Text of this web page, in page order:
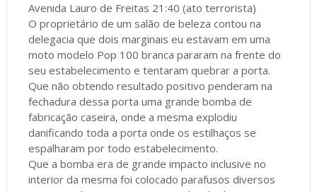
Avenida Lauro de Freitas 21:40 (ato terrorista)
O proprietário de um salão de beleza contou na
delegacia que dois marginais eu estavam em uma
moto modelo Pop 100 branca pararam na frente do
seu estabelecimento e tentaram quebrar a porta.
Que não obtendo resultado positivo penderam na
fechadura dessa porta uma grande bomba de
fabricação caseira, onde a mesma explodiu
danificando toda a porta onde os estilhaços se
espalharam por todo estabelecimento.
Que a bomba era de grande impacto inclusive no
interior da mesma foi colocado parafusos diversos